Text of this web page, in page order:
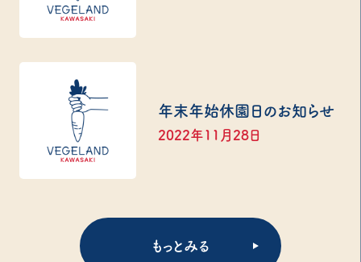
年末年始休園日のお知らせ
2022年11月28日
もっとみる